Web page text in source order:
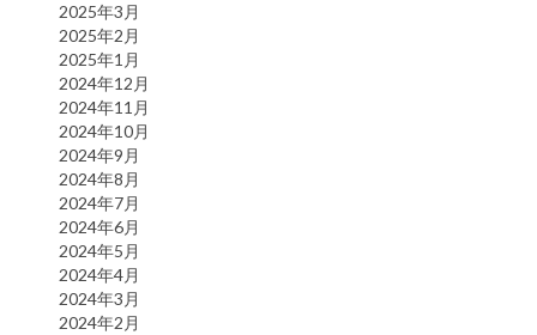
2025年3月
2025年2月
2025年1月
2024年12月
2024年11月
2024年10月
2024年9月
2024年8月
2024年7月
2024年6月
2024年5月
2024年4月
2024年3月
2024年2月